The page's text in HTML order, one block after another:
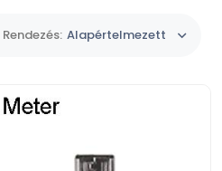
Rendezés: Alapértelmezett